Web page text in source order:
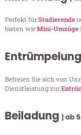
Perfekt fürStudierende
bieten wirMini-Umzüge
Entrümpelung
Befreien Sie sich von
Dienstleistung zur
Beiladung | ab